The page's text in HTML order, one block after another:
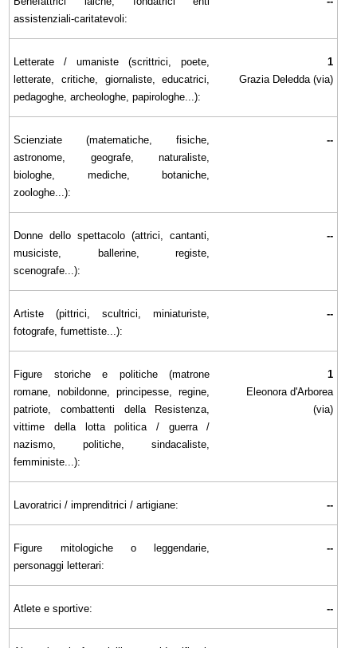
assistenziali-caritatevoli:
Letterate / umaniste (scrittrici, poete,
letterate, critiche, giornaliste, educatrici,
pedagoghe, archeologhe, papirologhe...):
1
Grazia Deledda (via)
Scienziate (matematiche, fisiche,
astronome, geografe, naturaliste,
biologhe, mediche, botaniche,
zoologhe...):
--
Donne dello spettacolo (attrici, cantanti,
musiciste, ballerine, registe,
scenografe...):
--
Artiste (pittrici, scultrici, miniaturiste,
fotografe, fumettiste...):
--
Figure storiche e politiche (matrone
romane, nobildonne, principesse, regine,
patriote, combattenti della Resistenza,
vittime della lotta politica / guerra /
nazismo, politiche, sindacaliste,
femministe...):
1
Eleonora d'Arborea
(via)
Lavoratrici / imprenditrici / artigiane: --
Figure mitologiche o leggendarie,
personaggi letterari:
--
Atlete e sportive: --